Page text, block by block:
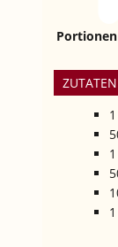
Portionen
ZUTATEN
1
1
1